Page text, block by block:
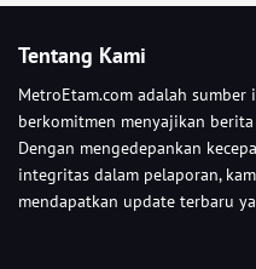
Tentang Kami
MetroEtam.com adalah
berkomitmen menyajikan
Dengan mengedepankan
integritas dalam pelaporan,
mendapatkan update terbaru